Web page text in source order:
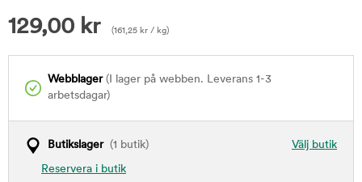
129,00 kr (161,25 kr / kg)
Webblager(I lager på webben. Leverans 1-3
arbetsdagar)
Välj butik
Butikslager(1 butik)
Reservera i butik